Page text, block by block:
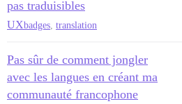
pas traduisibles
UXbadges translation
Pas sûr de comment jongler
avec les langues en créant ma
communauté francophone